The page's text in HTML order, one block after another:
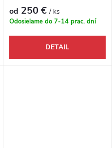
od 250 €/ ks
Odosielame do 7-14 prac. dní
DETAIL